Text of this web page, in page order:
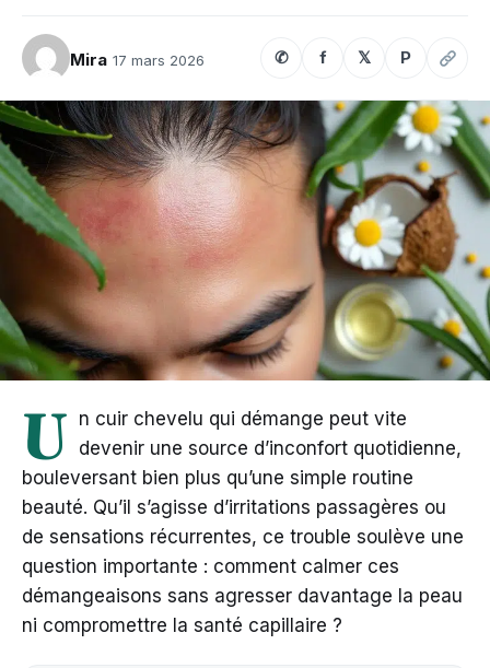
Mira 17 mars 2026 ✆ f 𝕏 P
U n cuir chevelu qui démange peut vite
devenir une source d’inconfort quotidienne,
bouleversant bien plus qu’une simple routine
beauté. Qu’il s’agisse d’irritations passagères ou
de sensations récurrentes, ce trouble soulève une
question importante : comment calmer ces
démangeaisons sans agresser davantage la peau
ni compromettre la santé capillaire ?